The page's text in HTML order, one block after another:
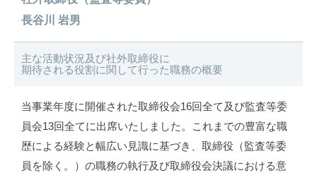
長谷川 岩男
主な活動状況及び社外取締役に
期待される役割に関して行った職務の概要
当事業年度に開催された取締役会16回全て及び監査等委
員会13回全てに出席いたしました。これまでの豊富な職
歴による経験と幅広い見識に基づき、取締役（監査等委
員を除く。）の職務の執行及び取締役会決議における意